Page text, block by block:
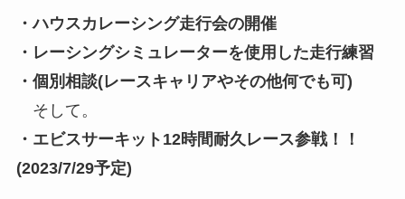
・ハウスカレーシング走行会の開催
・レーシングシミュレーターを使用した走行練習
・個別相談(レースキャリアやその他何でも可)
そして。
・エビスサーキット12時間耐久レース参戦！！
(2023/7/29予定)